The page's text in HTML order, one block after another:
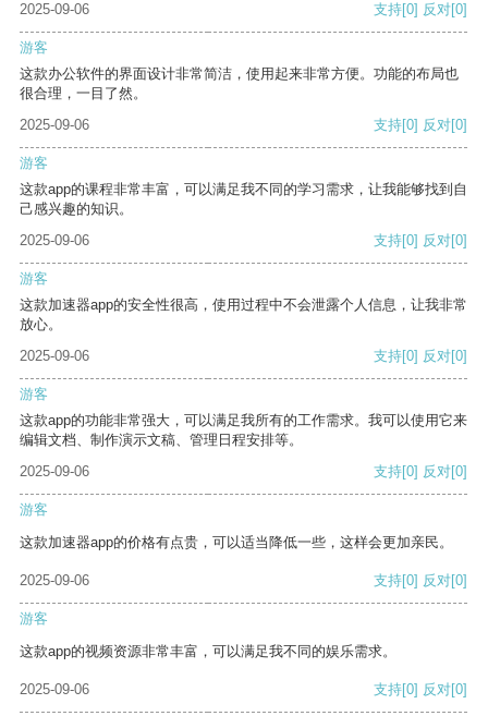
2025-09-06
支持[0] 反对[0]
游客
这款办公软件的界面设计非常简洁，使用起来非常方便。功能的布局也
很合理，一目了然。
2025-09-06
支持[0] 反对[0]
游客
这款app的课程非常丰富，可以满足我不同的学习需求，让我能够找到自
己感兴趣的知识。
2025-09-06
支持[0] 反对[0]
游客
这款加速器app的安全性很高，使用过程中不会泄露个人信息，让我非常
放心。
2025-09-06
支持[0] 反对[0]
游客
这款app的功能非常强大，可以满足我所有的工作需求。我可以使用它来
编辑文档、制作演示文稿、管理日程安排等。
2025-09-06
支持[0] 反对[0]
游客
这款加速器app的价格有点贵，可以适当降低一些，这样会更加亲民。
2025-09-06 支持[0] 反对[0]
游客
这款app的视频资源非常丰富，可以满足我不同的娱乐需求。
2025-09-06 支持[0] 反对[0]